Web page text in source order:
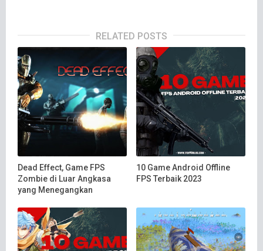
RELATED POSTS
Dead Effect, Game FPS
Zombie di Luar Angkasa
yang Menegangkan
10 Game Android Offline
FPS Terbaik 2023